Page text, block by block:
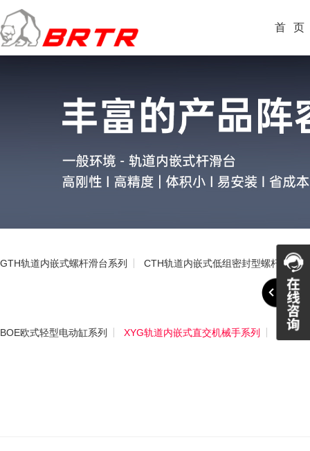
首 页
GTH轨道内嵌式螺杆滑台系列 CTH轨道内嵌式低组密封型螺杆滑台
BOE欧式轻型电动缸系列 XYG轨道内嵌式直交机械手系列